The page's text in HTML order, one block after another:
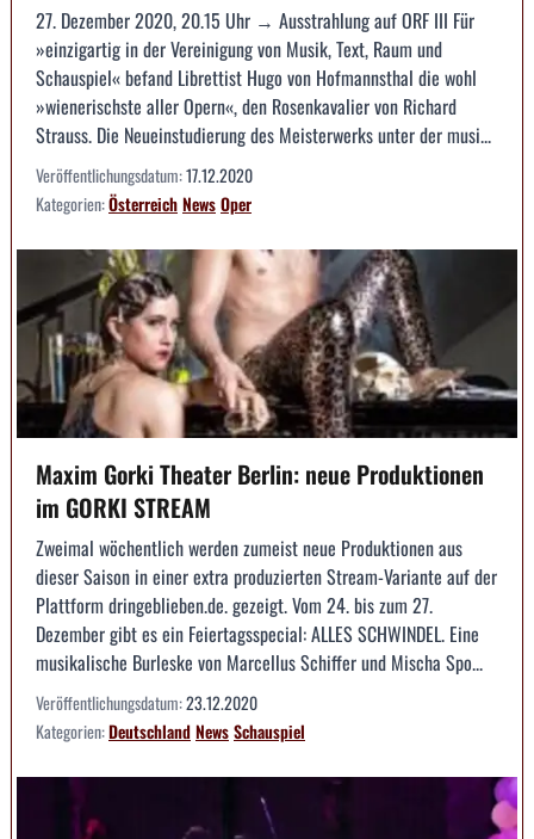
27. Dezember 2020, 20.15 Uhr → Ausstrahlung auf ORF III Für
»einzigartig in der Vereinigung von Musik, Text, Raum und
Schauspiel« befand Librettist Hugo von Hofmannsthal die wohl
»wienerischste aller Opern«, den Rosenkavalier von Richard
Strauss. Die Neueinstudierung des Meisterwerks unter der musi...
Veröffentlichungsdatum:17.12.2020
Kategorien:ÖsterreichNewsOper
Maxim Gorki Theater Berlin: neue Produktionen
im GORKI STREAM
Zweimal wöchentlich werden zumeist neue Produktionen aus
dieser Saison in einer extra produzierten Stream-Variante auf der
Plattform dringeblieben.de. gezeigt. Vom 24. bis zum 27.
Dezember gibt es ein Feiertagsspecial: ALLES SCHWINDEL. Eine
musikalische Burleske von Marcellus Schiffer und Mischa Spo...
Veröffentlichungsdatum:23.12.2020
Kategorien:DeutschlandNewsSchauspiel